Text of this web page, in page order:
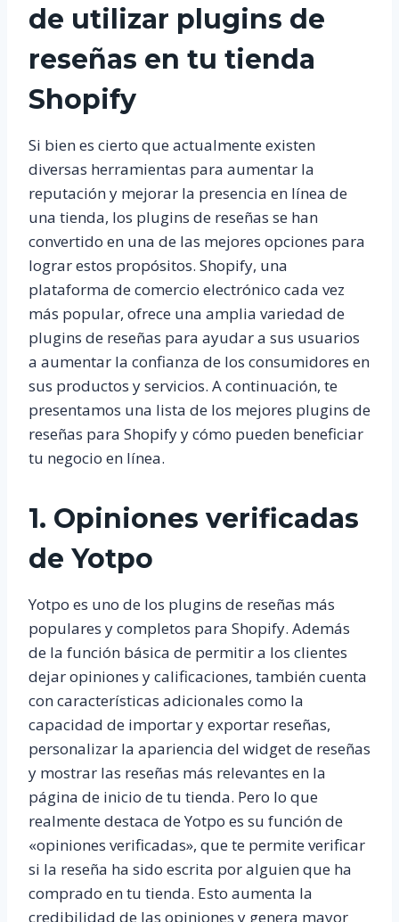
de utilizar plugins de
reseñas en tu tienda
Shopify
Si bien es cierto que actualmente existen
diversas herramientas para aumentar la
reputación y mejorar la presencia en línea de
una tienda, los plugins de reseñas se han
convertido en una de las mejores opciones para
lograr estos propósitos. Shopify, una
plataforma de comercio electrónico cada vez
más popular, ofrece una amplia variedad de
plugins de reseñas para ayudar a sus usuarios
a aumentar la confianza de los consumidores en
sus productos y servicios. A continuación, te
presentamos una lista de los mejores plugins de
reseñas para Shopify y cómo pueden beneficiar
tu negocio en línea.
1. Opiniones verificadas
de Yotpo
Yotpo es uno de los plugins de reseñas más
populares y completos para Shopify. Además
de la función básica de permitir a los clientes
dejar opiniones y calificaciones, también cuenta
con características adicionales como la
capacidad de importar y exportar reseñas,
personalizar la apariencia del widget de reseñas
y mostrar las reseñas más relevantes en la
página de inicio de tu tienda. Pero lo que
realmente destaca de Yotpo es su función de
«opiniones verificadas», que te permite verificar
si la reseña ha sido escrita por alguien que ha
comprado en tu tienda. Esto aumenta la
credibilidad de las opiniones y genera mayor